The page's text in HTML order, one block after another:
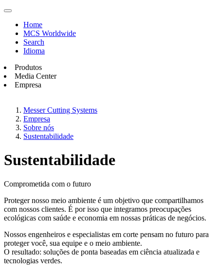
Home
MCS Worldwide
Search
Idioma
Produtos
Media Center
Empresa
Messer Cutting Systems
Empresa
Sobre nós
Sustentabilidade
Sustentabilidade
Comprometida com o futuro
Proteger nosso meio ambiente é um objetivo que compartilhamos
com nossos clientes. É por isso que integramos preocupações
ecológicas com saúde e economia em nossas práticas de negócios.
Nossos engenheiros e especialistas em corte pensam no futuro para
proteger você, sua equipe e o meio ambiente.
O resultado: soluções de ponta baseadas em ciência atualizada e
tecnologias verdes.